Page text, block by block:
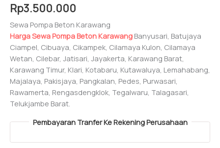
Rp3.500.000
Sewa Pompa Beton Karawang
Harga Sewa Pompa Beton Karawang Banyusari, Batujaya
Ciampel, Cibuaya, Cikampek, Cilamaya Kulon, Cilamaya
Wetan, Cilebar, Jatisari, Jayakerta, Karawang Barat,
Karawang Timur, Klari, Kotabaru, Kutawaluya, Lemahabang,
Majalaya, Pakisjaya, Pangkalan, Pedes, Purwasari,
Rawamerta, Rengasdengklok, Tegalwaru, Talagasari,
Telukjambe Barat.
Pembayaran Tranfer Ke Rekening Perusahaan